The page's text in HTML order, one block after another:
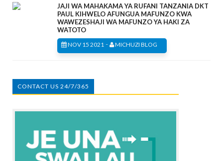
JAJI WA MAHAKAMA YA RUFANI TANZANIA DKT
PAUL KIHWELO AFUNGUA MAFUNZO KWA
WAWEZESHAJI WA MAFUNZO YA HAKI ZA
WATOTO
NOV 15 2021 - MICHUZI BLOG
CONTACT US 24/7/365